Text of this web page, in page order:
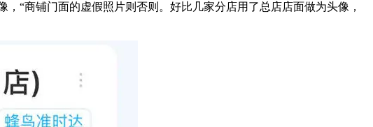
“商铺门面的虚假照片则否则。好比几家分店用了总店店面做为头像，